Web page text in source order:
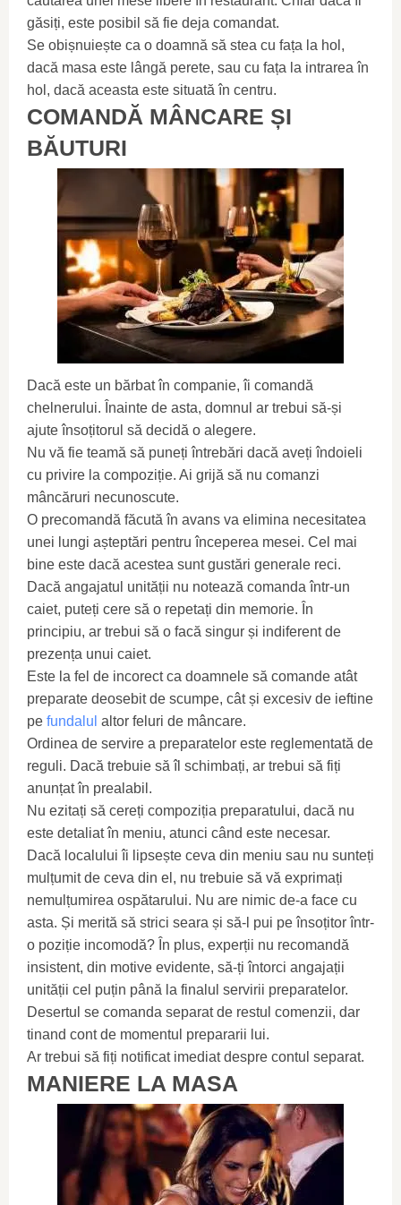
găsiți, este posibil să fie deja comandat.
Se obișnuiește ca o doamnă să stea cu fața la hol,
dacă masa este lângă perete, sau cu fața la intrarea în
hol, dacă aceasta este situată în centru.
COMANDĂ MÂNCARE ȘI
BĂUTURI
Dacă este un bărbat în companie, îi comandă
chelnerului. Înainte de asta, domnul ar trebui să-și
ajute însoțitorul să decidă o alegere.
Nu vă fie teamă să puneți întrebări dacă aveți îndoieli
cu privire la compoziție. Ai grijă să nu comanzi
mâncăruri necunoscute.
O precomandă făcută în avans va elimina necesitatea
unei lungi așteptări pentru începerea mesei. Cel mai
bine este dacă acestea sunt gustări generale reci.
Dacă angajatul unității nu notează comanda într-un
caiet, puteți cere să o repetați din memorie. În
principiu, ar trebui să o facă singur și indiferent de
prezența unui caiet.
Este la fel de incorect ca doamnele să comande atât
preparate deosebit de scumpe, cât și excesiv de ieftine
pe fundalul altor feluri de mâncare.
Ordinea de servire a preparatelor este reglementată de
reguli. Dacă trebuie să îl schimbați, ar trebui să fiți
anunțat în prealabil.
Nu ezitați să cereți compoziția preparatului, dacă nu
este detaliat în meniu, atunci când este necesar.
Dacă localului îi lipsește ceva din meniu sau nu sunteți
mulțumit de ceva din el, nu trebuie să vă exprimați
nemulțumirea ospătarului. Nu are nimic de-a face cu
asta. Și merită să strici seara și să-l pui pe însoțitor într-
o poziție incomodă? În plus, experții nu recomandă
insistent, din motive evidente, să-ți întorci angajații
unității cel puțin până la finalul servirii preparatelor.
Desertul se comanda separat de restul comenzii, dar
tinand cont de momentul prepararii lui.
Ar trebui să fiți notificat imediat despre contul separat.
MANIERE LA MASA